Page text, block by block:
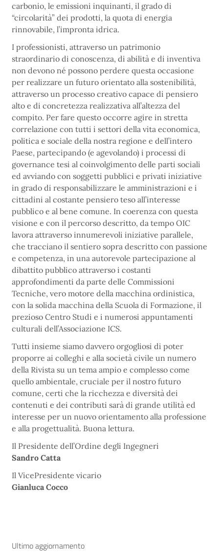
carbonio, le emissioni inquinanti, il grado di
“circolarità” dei prodotti, la quota di energia
rinnovabile, l’impronta idrica.
I professionisti, attraverso un patrimonio
straordinario di conoscenza, di abilità e di inventiva
non devono né possono perdere questa occasione
per realizzare un futuro orientato alla sostenibilità,
attraverso un processo creativo capace di pensiero
alto e di concretezza realizzativa all’altezza del
compito. Per fare questo occorre agire in stretta
correlazione con tutti i settori della vita economica,
politica e sociale della nostra regione e dell’intero
Paese, partecipando (e agevolando) i processi di
governance tesi al coinvolgimento delle parti sociali
ed avviando con soggetti pubblici e privati iniziative
in grado di responsabilizzare le amministrazioni e i
cittadini al costante pensiero teso all’interesse
pubblico e al bene comune. In coerenza con questa
visione e con il percorso descritto, da tempo OIC
lavora attraverso innumerevoli iniziative parallele,
che tracciano il sentiero sopra descritto con passione
e competenza, in una autorevole partecipazione al
dibattito pubblico attraverso i costanti
approfondimenti da parte delle Commissioni
Tecniche, vero motore della macchina ordinistica,
con la solida macchina della Scuola di Formazione, il
prezioso Centro Studi e i numerosi appuntamenti
culturali dell’Associazione ICS.
Tutti insieme siamo davvero orgogliosi di poter
proporre ai colleghi e alla società civile un numero
della Rivista su un tema ampio e complesso come
quello ambientale, cruciale per il nostro futuro
comune, certi che la ricchezza e diversità dei
contenuti e dei contributi sarà di grande utilità ed
interesse per un nuovo orientamento alla professione
e alla progettualità. Buona lettura.
Il Presidente dell’Ordine degli Ingegneri
Sandro Catta
Il VicePresidente vicario
Gianluca Cocco
Ultimo aggiornamento